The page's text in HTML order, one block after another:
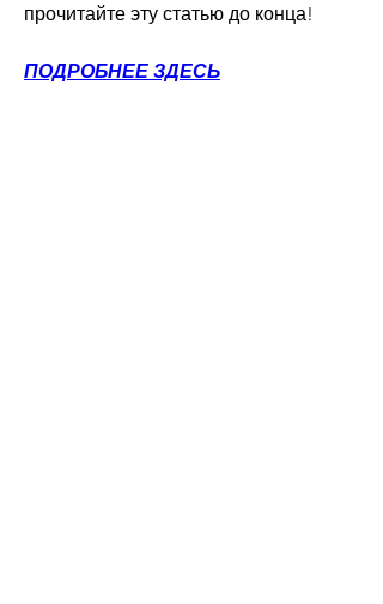
прочитайте эту статью до конца!
ПОДРОБНЕЕ ЗДЕСЬ